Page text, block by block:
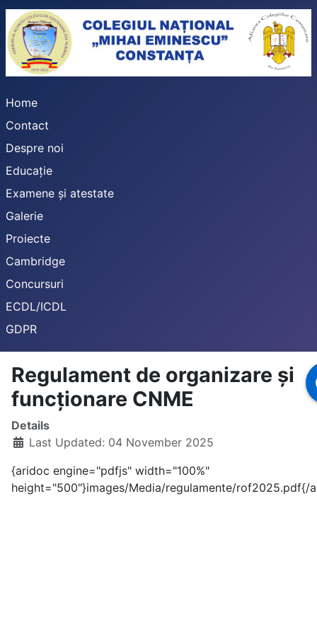
Home
Contact
Despre noi
Educație
Examene și atestate
Galerie
Proiecte
Cambridge
Concursuri
ECDL/ICDL
GDPR
Regulament de organizare și
funcționare CNME
Details
Last Updated: 04 November 2025
{aridoc engine="pdfjs" width="100%"
height="500"}images/Media/regulamente/rof2025.pdf{/